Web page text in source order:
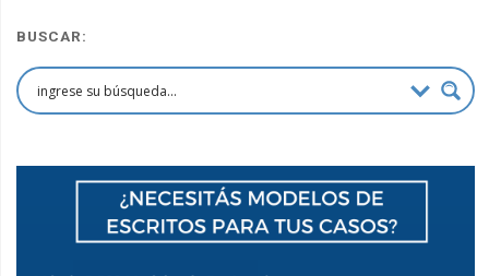
BUSCAR: